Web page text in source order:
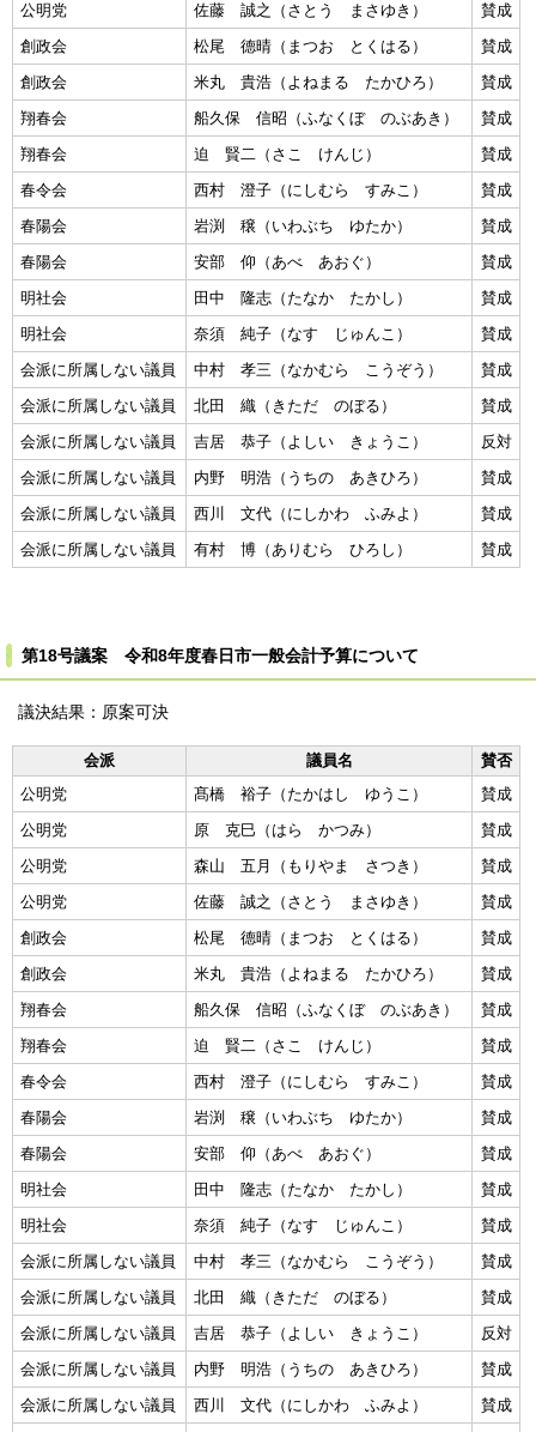
公明党
佐藤 誠之（さとう まさゆき）
賛成
創政会
松尾 德晴（まつお とくはる）
賛成
創政会
米丸 貴浩（よねまる たかひろ）
賛成
翔春会
船久保 信昭（ふなくぼ のぶあき）
賛成
翔春会
迫 賢二（さこ けんじ）
賛成
春令会
西村 澄子（にしむら すみこ）
賛成
春陽会
岩渕 穣（いわぶち ゆたか）
賛成
春陽会
安部 仰（あべ あおぐ）
賛成
明社会
田中 隆志（たなか たかし）
賛成
明社会
奈須 純子（なす じゅんこ）
賛成
会派に所属しない議員
中村 孝三（なかむら こうぞう）
賛成
会派に所属しない議員
北田 織（きただ のぼる）
賛成
会派に所属しない議員
吉居 恭子（よしい きょうこ）
反対
会派に所属しない議員
内野 明浩（うちの あきひろ）
賛成
会派に所属しない議員
西川 文代（にしかわ ふみよ）
賛成
会派に所属しない議員
有村 博（ありむら ひろし） 賛成
第18号議案 令和8年度春日市一般会計予算について
議決結果：原案可決
会派 議員名
賛否
公明党
髙橋 裕子（たかはし ゆうこ）
賛成
公明党
原 克巳（はら かつみ）
賛成
公明党
森山 五月（もりやま さつき）
賛成
公明党
佐藤 誠之（さとう まさゆき）
賛成
創政会
松尾 德晴（まつお とくはる）
賛成
創政会
米丸 貴浩（よねまる たかひろ）
賛成
翔春会
船久保 信昭（ふなくぼ のぶあき）
賛成
翔春会
迫 賢二（さこ けんじ）
賛成
春令会
西村 澄子（にしむら すみこ）
賛成
春陽会
岩渕 穣（いわぶち ゆたか）
賛成
春陽会
安部 仰（あべ あおぐ）
賛成
明社会
田中 隆志（たなか たかし）
賛成
明社会
奈須 純子（なす じゅんこ）
賛成
会派に所属しない議員
中村 孝三（なかむら こうぞう）
賛成
会派に所属しない議員
北田 織（きただ のぼる）
賛成
会派に所属しない議員
吉居 恭子（よしい きょうこ）
反対
会派に所属しない議員
内野 明浩（うちの あきひろ）
賛成
会派に所属しない議員
西川 文代（にしかわ ふみよ） 賛成